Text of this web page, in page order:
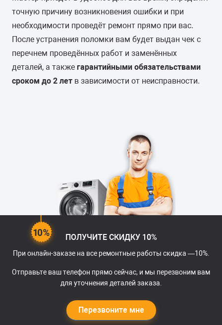
точную причину возникновения ошибки и при
необходимости проведёт ремонт прямо при вас.
После устранения поломки вам будет выдан чек с
перечнем проведённых работ и заменённых
деталей, а также гарантийными обязательствами
сроком до 2 лет в зависимости от неисправности.
ПОЛУЧИТЕ СКИДКУ 10%
При онлайн-заказе на все ремонтные работы скидка —10%.
Отправьте ваш телефон прямо сейчас, и мы перезвоним вам
для уточнения деталей заказа.
Перезвоните мне